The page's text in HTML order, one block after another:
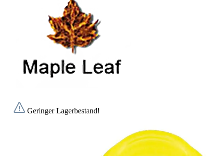
Geringer Lagerbestand!